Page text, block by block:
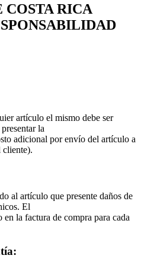
RICA
artículo el mismo debe ser
la
adicional por envío del artículo a
cliente).
al artículo que presente daños de
El
la factura de compra para cada